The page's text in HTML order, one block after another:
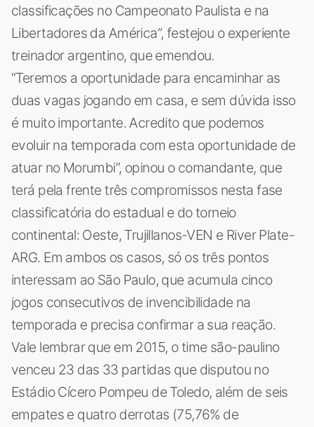
classificações no Campeonato Paulista e na
Libertadores da América”, festejou o experiente
treinador argentino, que emendou.
“Teremos a oportunidade para encaminhar as
duas vagas jogando em casa, e sem dúvida isso
é muito importante. Acredito que podemos
evoluir na temporada com esta oportunidade de
atuar no Morumbi”, opinou o comandante, que
terá pela frente três compromissos nesta fase
classificatória do estadual e do torneio
continental: Oeste, Trujillanos-VEN e River Plate-
ARG. Em ambos os casos, só os três pontos
interessam ao São Paulo, que acumula cinco
jogos consecutivos de invencibilidade na
temporada e precisa confirmar a sua reação.
Vale lembrar que em 2015, o time são-paulino
venceu 23 das 33 partidas que disputou no
Estádio Cícero Pompeu de Toledo, além de seis
empates e quatro derrotas (75,76% de